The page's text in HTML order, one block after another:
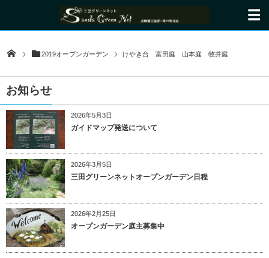
2019オープンガーデン けやき台 富田庭 山本庭 牧井庭
お知らせ
2026年5月3日
ガイドマップ発送について
2026年3月5日
三田グリーンネットオープンガーデン日程
2026年2月25日
オープンガーデン庭主募集中